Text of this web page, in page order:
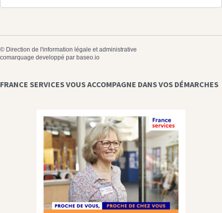
© Direction de l'information légale et administrative
comarquage developpé par baseo.io
FRANCE SERVICES VOUS ACCOMPAGNE DANS VOS DÉMARCHES